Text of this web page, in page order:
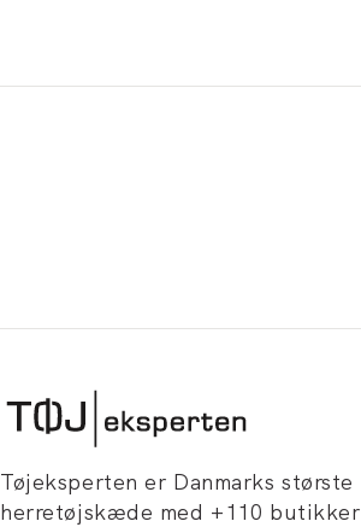
Tøjeksperten er Danmarks største
herretøjskæde med +110 butikker